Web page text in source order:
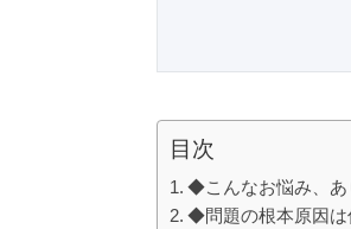
目次
◆こんなお悩み、あ
◆問題の根本原因は